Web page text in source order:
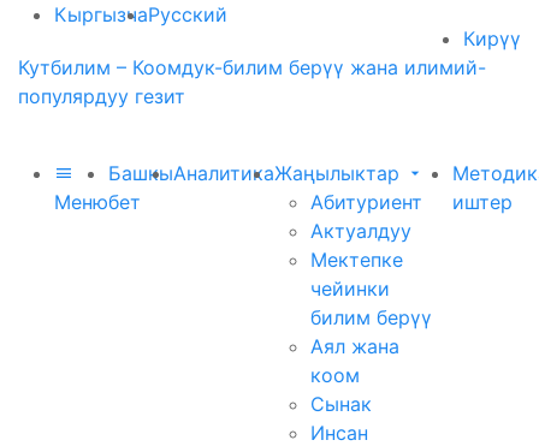
КыргызчаРусский
Кирүү
Кутбилим – Коомдук-билим берүү жана илимий-
популярдуу гезит
Меню
Башкы
бет
АналитикаЖаңылыктар
Абитуриент
Актуалдуу
Мектепке
чейинки
билим берүү
Аял жана
коом
Сынак
Инсан
иштер